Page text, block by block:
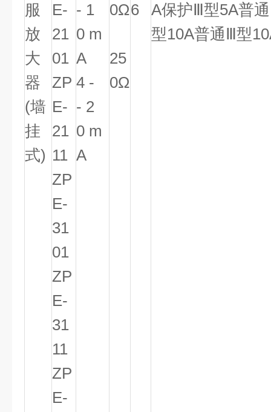
服
放
大
器
(墙
挂
式)
E-
21
01
ZP
E-
21
11
ZP
E-
31
01
ZP
E-
31
11
ZP
E-
- 1
0 m
A
4 -
- 2
0 m
A
0Ω
25
0Ω
6 A保护Ⅲ型5A普通
型10A普通Ⅲ型